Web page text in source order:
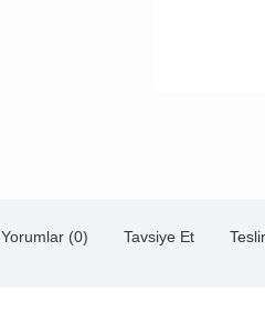
Yorumlar (0) Tavsiye Et